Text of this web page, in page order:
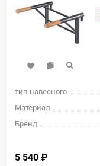
тип навесного
Материал
Бренд
5 540